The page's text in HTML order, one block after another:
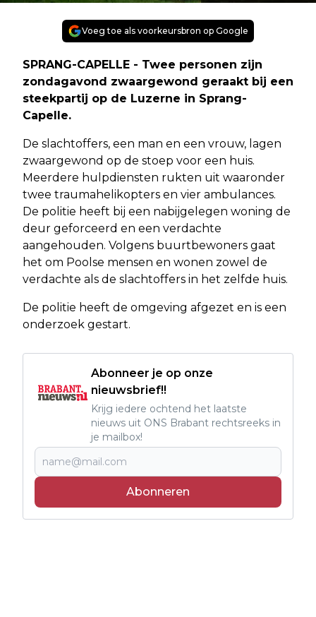
Voeg toe als voorkeursbron op Google
SPRANG-CAPELLE - Twee personen zijn
zondagavond zwaargewond geraakt bij een
steekpartij op de Luzerne in Sprang-
Capelle.
De slachtoffers, een man en een vrouw, lagen
zwaargewond op de stoep voor een huis.
Meerdere hulpdiensten rukten uit waaronder
twee traumahelikopters en vier ambulances.
De politie heeft bij een nabijgelegen woning de
deur geforceerd en een verdachte
aangehouden. Volgens buurtbewoners gaat
het om Poolse mensen en wonen zowel de
verdachte als de slachtoffers in het zelfde huis.
De politie heeft de omgeving afgezet en is een
onderzoek gestart.
Abonneer je op onze
nieuwsbrief!!
Krijg iedere ochtend het laatste
nieuws uit ONS Brabant rechtsreeks in
je mailbox!
Abonneren